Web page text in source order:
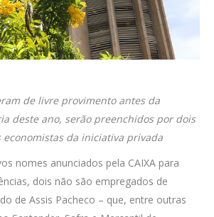
de livre provimento antes da
deste ano, serão preenchidos por dois
economistas da iniciativa privada
nomes anunciados pela CAIXA para
dois não são empregados de
de Assis Pacheco – que, entre outras